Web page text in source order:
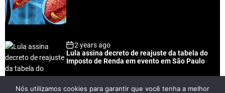
2 years ago
Lula assina decreto de reajuste da tabela do
Imposto de Renda em evento em São Paulo
Nós utilizamos cookies para garantir que você tenha a melhor